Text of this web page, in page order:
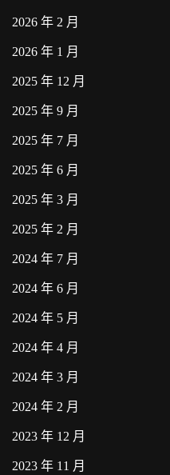
2026 年 2 月
2026 年 1 月
2025 年 12 月
2025 年 9 月
2025 年 7 月
2025 年 6 月
2025 年 3 月
2025 年 2 月
2024 年 7 月
2024 年 6 月
2024 年 5 月
2024 年 4 月
2024 年 3 月
2024 年 2 月
2023 年 12 月
2023 年 11 月